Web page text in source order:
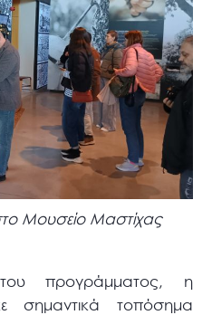
Μουσείο Μαστίχας
προγράμματος, η
σημαντικά τοπόσημα